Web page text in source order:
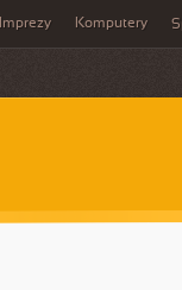
Imprezy Komputery